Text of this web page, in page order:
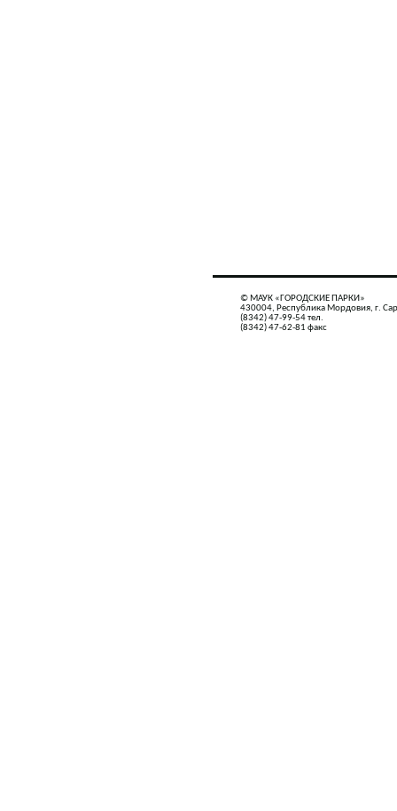
© МАУК «ГОРОДСКИЕ ПАРКИ»
430004, Республика Мордовия, г.
(8342) 47-99-54 тел.
(8342) 47-62-81 факс